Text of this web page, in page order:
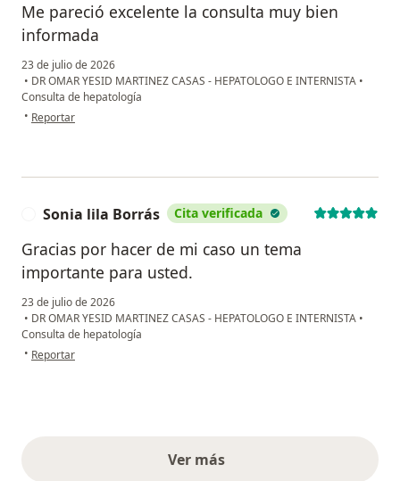
Me pareció excelente la consulta muy bien
informada
23 de julio de 2026
• DR OMAR YESID MARTINEZ CASAS - HEPATOLOGO E INTERNISTA •
Consulta de hepatología
• en opinión del usuario Jaime H. Sanabria
Reportar
Sonia lila Borrás Cita verificada
Gracias por hacer de mi caso un tema
importante para usted.
23 de julio de 2026
• DR OMAR YESID MARTINEZ CASAS - HEPATOLOGO E INTERNISTA •
Consulta de hepatología
• en opinión del usuario Sonia lila Borrás
Reportar
Ver másopiniones anteriores